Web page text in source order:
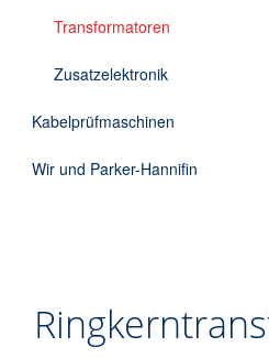
Transformatoren
Zusatzelektronik
Kabelprüfmaschinen
Wir und Parker-Hannifin